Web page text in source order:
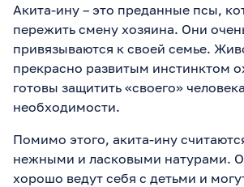
Акита-ину – это преданные псы,
пережить смену хозяина. Они
привязываются к своей семье.
прекрасно развитым инстинктом
готовы защитить «своего»
необходимости.
Помимо этого, акита-ину
нежными и ласковыми натурами.
хорошо ведут себя с детьми и